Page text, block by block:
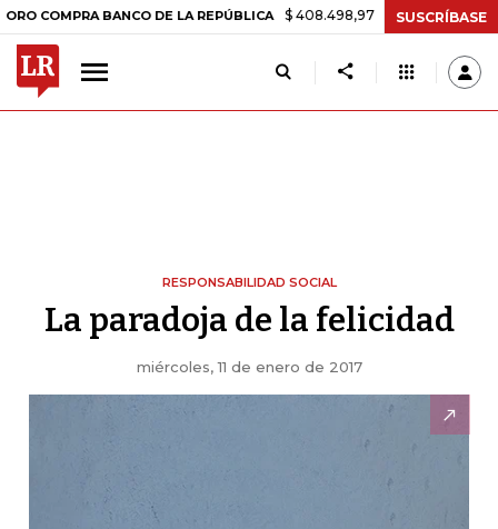
BANCO DE LA REPÚBLICA $ 408.498,97 +$ 8.753,81 +2,19%
SUSCRÍBASE
RESPONSABILIDAD SOCIAL
La paradoja de la felicidad
miércoles, 11 de enero de 2017